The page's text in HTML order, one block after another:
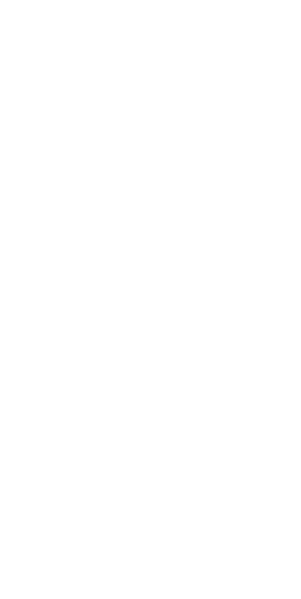
MXZ X-RS mit einem
Lernen Sie den neuen Rotax
Rennsport-inspirierte Leistung mit
Kraftentfaltung, sofortiger
branchenweit einzigartigen
Fahrt zu verbessern – auf dem Trail